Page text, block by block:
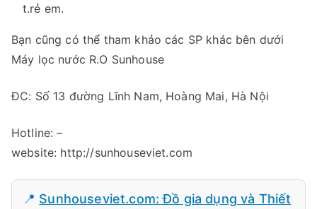
t.rẻ em.
Bạn cũng có thể tham khảo các SP khác bên dưới
Máy lọc nước R.O Sunhouse
ĐC: Số 13 đường Lĩnh Nam, Hoàng Mai, Hà Nội
Hotline: –
website: http://sunhouseviet.com
📍 Sunhouseviet.com: Đồ gia dụng và Thiết